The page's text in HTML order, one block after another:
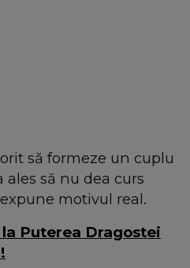
să formeze un cuplu
ales să nu dea curs
motivul real.
Puterea Dragostei